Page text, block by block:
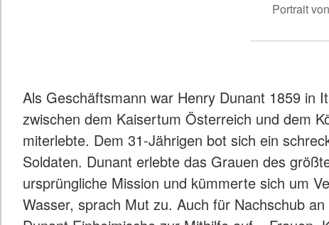
Portrait
Als Geschäftsmann war Henry Dunant 1859 in
zwischen dem Kaisertum Österreich und dem
miterlebte. Dem 31-Jährigen bot sich ein
Soldaten. Dunant erlebte das Grauen des
ursprüngliche Mission und kümmerte sich um
Wasser, sprach Mut zu. Auch für Nachschub